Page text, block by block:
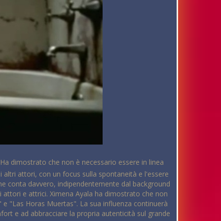
dimostrato che non è necessario essere in linea
attori, con un focus sulla spontaneità e l'essere
conta davvero, indipendentemente dal background
e attrici. Ximena Ayala ha dimostrato che non
"Las Horas Muertas". La sua influenza continuerà
e ad abbracciare la propria autenticità sul grande